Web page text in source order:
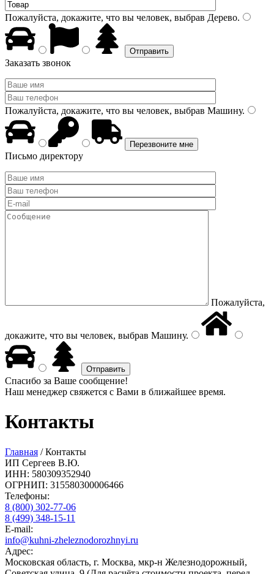
Пожалуйста, докажите, что вы человек, выбрав Дерево.
Заказать звонок
Пожалуйста, докажите, что вы человек, выбрав Машину.
Письмо директору
Пожалуйста,
докажите, что вы человек, выбрав Машину.
Спасибо за Ваше сообщение!
Наш менеджер свяжется с Вами в ближайшее время.
Контакты
Главная /Контакты
ИП Сергеев В.Ю.
ИНН: 580309352940
ОГРНИП: 315580300006466
Телефоны:
8 (800) 302-77-06
8 (499) 348-15-11
E-mail:
info@kuhni-zheleznodorozhnyi.ru
Адрес:
Московская область, г. Москва, мкр-н Железнодорожный,